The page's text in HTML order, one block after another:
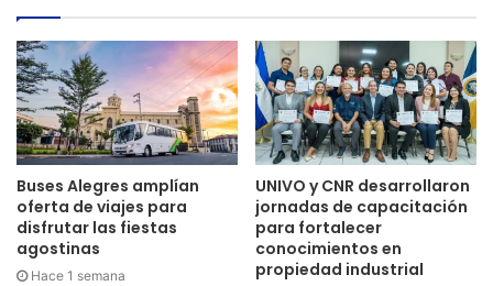
Buses Alegres amplían
oferta de viajes para
disfrutar las fiestas
agostinas
Hace 1 semana
UNIVO y CNR desarrollaron
jornadas de capacitación
para fortalecer
conocimientos en
propiedad industrial